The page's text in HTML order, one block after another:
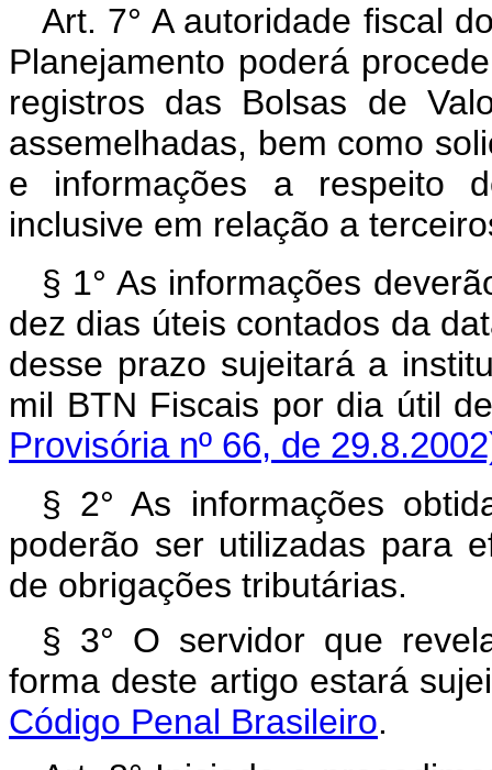
Art. 7° A autoridade fiscal
Planejamento poderá
registros das Bolsas de
assemelhadas, bem como
e informações a respeito
inclusive em relação a
§ 1° As informações
dez dias úteis contados da
desse prazo sujeitará a
mil BTN Fiscais por
Provisória nº 66, de
§ 2° As informações
poderão ser utilizadas para
de obrigações tributárias.
§ 3° O servidor que
forma deste artigo estará
Código Penal Brasileiro.